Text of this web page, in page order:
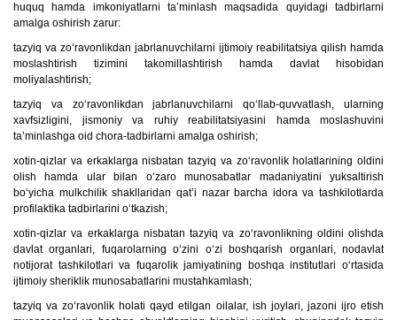
huquq hamda imkoniyatlarni ta’minlash maqsadida quyidagi tadbirlarni
amalga oshirish zarur:
tazyiq va zo‘ravonlikdan jabrlanuvchilarni ijtimoiy reabilitatsiya qilish hamda
moslashtirish tizimini takomillashtirish hamda davlat hisobidan
moliyalashtirish;
tazyiq va zo‘ravonlikdan jabrlanuvchilarni qo‘llab-quvvatlash, ularning
xavfsizligini, jismoniy va ruhiy reabilitatsiyasini hamda moslashuvini
ta’minlashga oid chora-tadbirlarni amalga oshirish;
xotin-qizlar va erkaklarga nisbatan tazyiq va zo‘ravonlik holatlarining oldini
olish hamda ular bilan o‘zaro munosabatlar madaniyatini yuksaltirish
bo‘yicha mulkchilik shakllaridan qat’i nazar barcha idora va tashkilotlarda
profilaktika tadbirlarini o‘tkazish;
xotin-qizlar va erkaklarga nisbatan tazyiq va zo‘ravonlikning oldini olishda
davlat organlari, fuqarolarning o‘zini o‘zi boshqarish organlari, nodavlat
notijorat tashkilotlari va fuqarolik jamiyatining boshqa institutlari o‘rtasida
ijtimoiy sheriklik munosabatlarini mustahkamlash;
tazyiq va zo‘ravonlik holati qayd etilgan oilalar, ish joylari, jazoni ijro etish